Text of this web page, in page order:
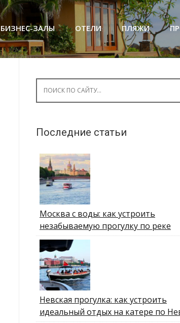
ПЛЯЖИ
ОТЕЛИ
БИЗНЕС-ЗАЛЫ
Последние статьи
Москва с воды: как устроить
незабываемую прогулку по реке
Невская прогулка: как устроить
идеальный отдых на катере по